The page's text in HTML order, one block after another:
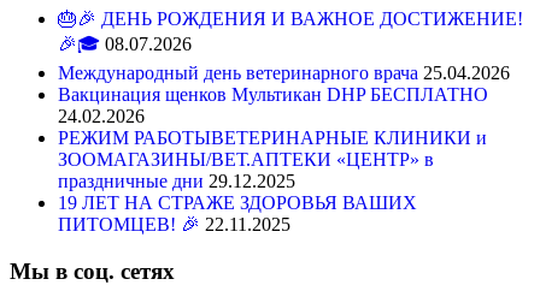
🎂🎉 ДЕНЬ РОЖДЕНИЯ И ВАЖНОЕ ДОСТИЖЕНИЕ!
🎉🎓 08.07.2026
Международный день ветеринарного врача 25.04.2026
Вакцинация щенков Мультикан DHP БЕСПЛАТНО
24.02.2026
РЕЖИМ РАБОТЫВЕТЕРИНАРНЫЕ КЛИНИКИ и
ЗООМАГАЗИНЫ/ВЕТ.АПТЕКИ «ЦЕНТР» в
праздничные дни 29.12.2025
19 ЛЕТ НА СТРАЖЕ ЗДОРОВЬЯ ВАШИХ
ПИТОМЦЕВ! 🎉 22.11.2025
Мы в соц. сетях